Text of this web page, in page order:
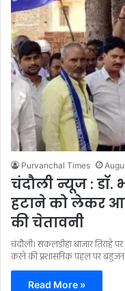
Purvanchal Times
चंदौली न्यूज : डॉ.
हटाने को लेकर
की चेतावनी
चंदौली। सकलडीहा बाजार तिराहे
करने की प्रशासनिक पहल पर
Read More »